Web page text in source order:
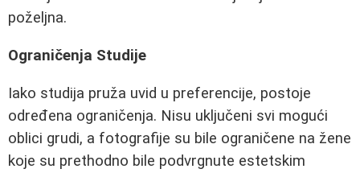
poželjna.
Ograničenja Studije
Iako studija pruža uvid u preferencije, postoje
određena ograničenja. Nisu uključeni svi mogući
oblici grudi, a fotografije su bile ograničene na žene
koje su prethodno bile podvrgnute estetskim